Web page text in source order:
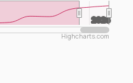
2026
2026
Highcharts.com